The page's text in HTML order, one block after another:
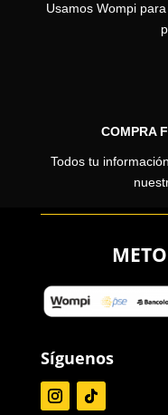
Usamos Wompi
COMPRA
Todos tu
Síguenos